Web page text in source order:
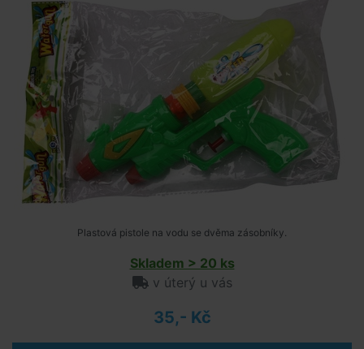
Plastová pistole na vodu se dvěma zásobníky.
Skladem > 20 ks
v úterý u vás
35,- Kč